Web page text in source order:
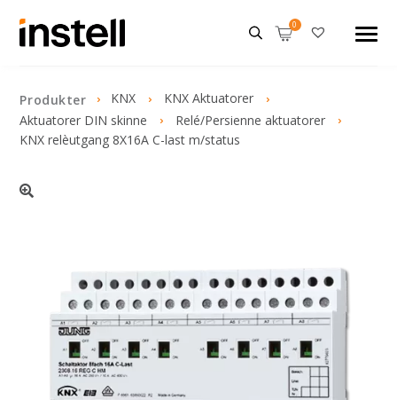
Produkter KNX
KNX Aktuatorer
Aktuatorer DIN skinne
Relé/Persienne aktuatorer
KNX relèutgang 8X16A C-last m/status